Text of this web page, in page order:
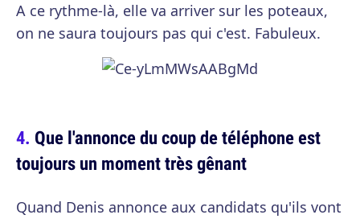
A ce rythme-là, elle va arriver sur les poteaux,
on ne saura toujours pas qui c'est. Fabuleux.
Que l'annonce du coup de téléphone est
toujours un moment très gênant
Quand Denis annonce aux candidats qu'ils vont